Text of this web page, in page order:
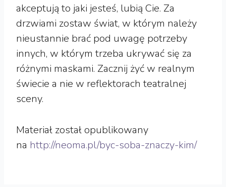
akceptują to jaki jesteś, lubią Cie. Za
drzwiami zostaw świat, w którym należy
nieustannie brać pod uwagę potrzeby
innych, w którym trzeba ukrywać się za
różnymi maskami. Zacznij żyć w realnym
świecie a nie w reflektorach teatralnej
sceny.
Materiał został opublikowany
na http://neoma.pl/byc-soba-znaczy-kim/